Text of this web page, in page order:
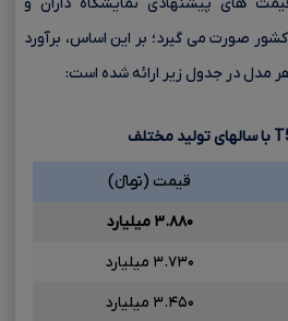
صورت می گیرد؛ بر این اساس، برآورد
مدل در جدول زیر ارائه شده است:
با سالهای تولید مختلف
قیمت (تومانءءء)
۳.۸۸۰ میلیارد
۳.۷۳۰ میلیارد
۳.۴۵۰ میلیارد